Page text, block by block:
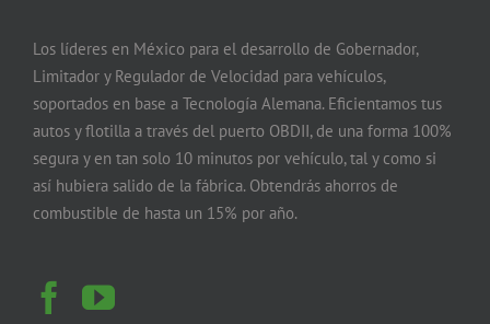
Los líderes en México para el desarrollo de Gobernador,
Limitador y Regulador de Velocidad para vehículos,
soportados en base a Tecnología Alemana. Eficientamos tus
autos y flotilla a través del puerto OBDII, de una forma 100%
segura y en tan solo 10 minutos por vehículo, tal y como si
así hubiera salido de la fábrica. Obtendrás ahorros de
combustible de hasta un 15% por año.